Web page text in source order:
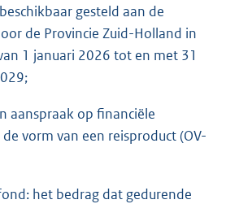
gesteld aan de
de Provincie Zuid-Holland in
1 januari 2026 tot en met 31
aanspraak op financiële
vorm van een reisproduct (OV-
het bedrag dat gedurende